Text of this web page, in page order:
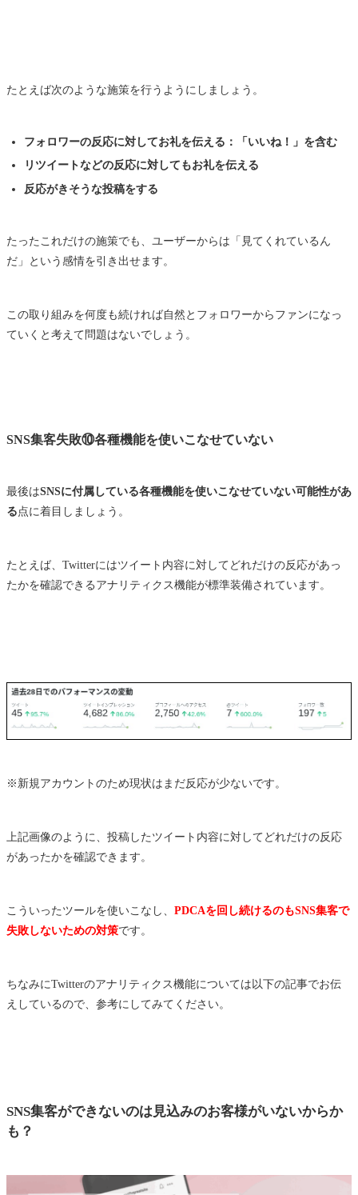
たとえば次のような施策を行うようにしましょう。
フォロワーの反応に対してお礼を伝える：「いいね！」を含む
リツイートなどの反応に対してもお礼を伝える
反応がきそうな投稿をする
たったこれだけの施策でも、ユーザーからは「見てくれているん
だ」という感情を引き出せます。
この取り組みを何度も続ければ自然とフォロワーからファンになっ
ていくと考えて問題はないでしょう。
SNS集客失敗⑩各種機能を使いこなせていない
最後はSNSに付属している各種機能を使いこなせていない可能性があ
る点に着目しましょう。
たとえば、Twitterにはツイート内容に対してどれだけの反応があっ
たかを確認できるアナリティクス機能が標準装備されています。
※新規アカウントのため現状はまだ反応が少ないです。
上記画像のように、投稿したツイート内容に対してどれだけの反応
があったかを確認できます。
こういったツールを使いこなし、 PDCAを回し続けるのもSNS集客で
失敗しないための対策です。
ちなみにTwitterのアナリティクス機能については以下の記事でお伝
えしているので、参考にしてみてください。
SNS集客ができないのは見込みのお客様がいないからか
も？